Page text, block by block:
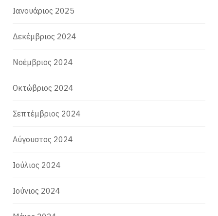
Ιανουάριος 2025
Δεκέμβριος 2024
Νοέμβριος 2024
Οκτώβριος 2024
Σεπτέμβριος 2024
Αύγουστος 2024
Ιούλιος 2024
Ιούνιος 2024